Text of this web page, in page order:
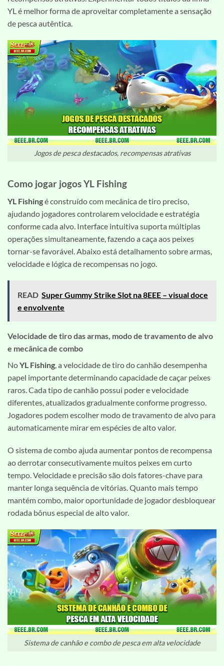
YL é melhor forma de aproveitar completamente a sensação
de pesca autêntica.
Jogos de pesca destacados, recompensas atrativas
Como jogar jogos YL Fishing
YL Fishingé construído com mecânica de tiro preciso,
ajudando jogadores controlarem velocidade e estratégia
conforme cada alvo. Interface intuitiva suporta múltiplas
operações simultaneamente, fazendo a caça aos peixes
tornar-se favorável. Abaixo está detalhamento sobre armas,
velocidade e lógica de recompensas no jogo.
READ Super Gummy Strike Slot na 8EEE – visual doce
e envolvente
Velocidade de tiro das armas, modo de travamento de alvo
e mecânica de combo
NoYL Fishing , a velocidade de tiro do canhão desempenha
papel importante determinando capacidade de caçar peixes
raros. Cada tipo de canhão possui poder e velocidade
diferentes, atualizados gradualmente conforme progresso.
Jogadores podem escolher modo de travamento de alvo para
automaticamente mirar em espécies de alto valor.
O sistema de combo ajuda aumentar pontos de recompensa
ao derrotar consecutivamente muitos peixes em curto
tempo. Velocidade e precisão são dois fatores-chave para
manter longa sequência de vitórias. Quanto mais tempo
mantém combo, maior oportunidade de jogador desbloquear
rodada bônus especial de alto valor.
Sistema de canhão e combo de pesca em alta velocidade